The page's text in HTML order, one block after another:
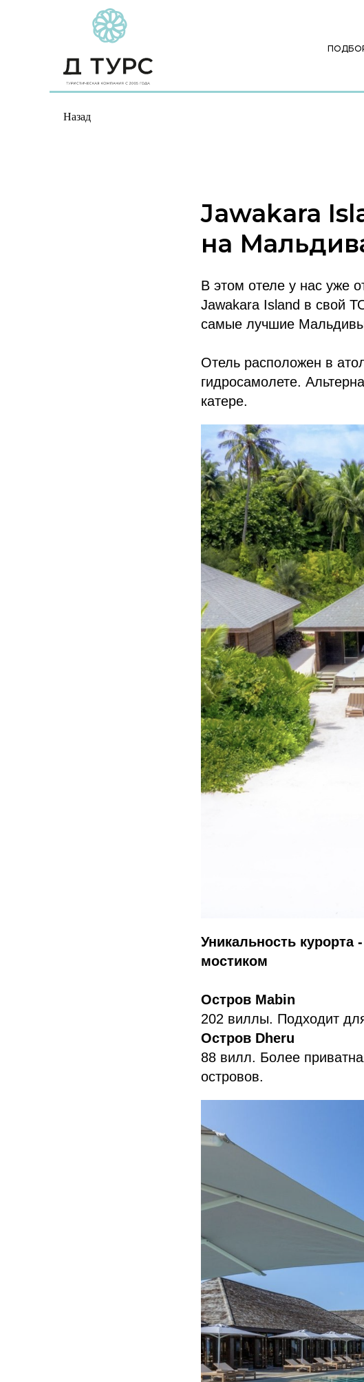
Назад
Jawakara
на
В этом отеле у нас уже
Jawakara Island в свой
самые лучшие
Отель расположен в
гидросамолете.
катере.
Уникальность курорта
мостиком
Остров Mabin
202 виллы. Подходит
Остров Dheru
88 вилл. Более
островов.